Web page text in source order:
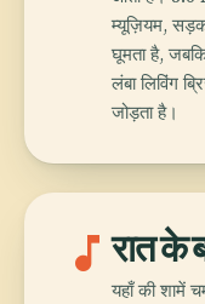
म्यूज़ियम,
घूमता है,
लंबा लिविंग
जोड़ता है।
music_noteरात के
यहाँ की शामें